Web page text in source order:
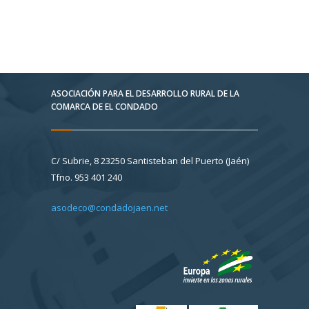
ASOCIACIÓN PARA EL DESARROLLO RURAL DE LA
COMARCA DE EL CONDADO
C/ Subrie, 8 23250 Santisteban del Puerto (Jaén)
Tfno. 953 401 240
asodeco@condadojaen.net